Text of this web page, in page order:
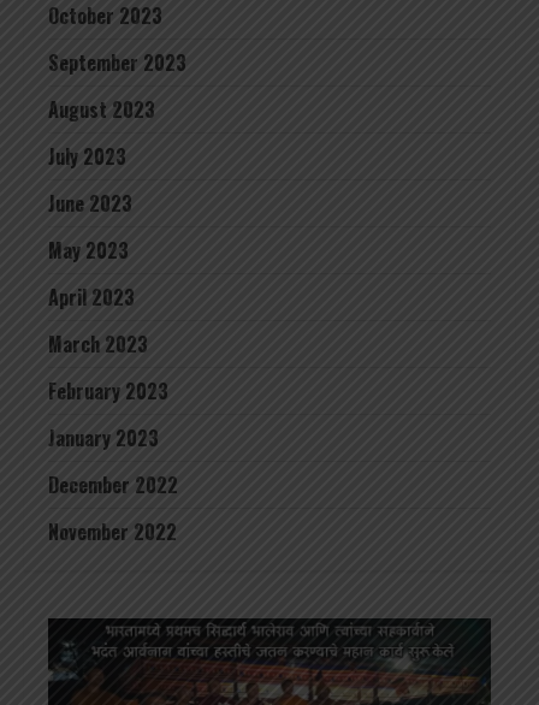
October 2023
September 2023
August 2023
July 2023
June 2023
May 2023
April 2023
March 2023
February 2023
January 2023
December 2022
November 2022